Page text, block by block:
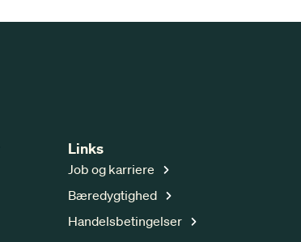
Links
Job og karriere
Bæredygtighed
Handelsbetingelser